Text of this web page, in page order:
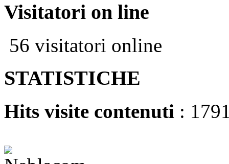
Visitatori on line
56 visitatori online
STATISTICHE
Hits visite contenuti :